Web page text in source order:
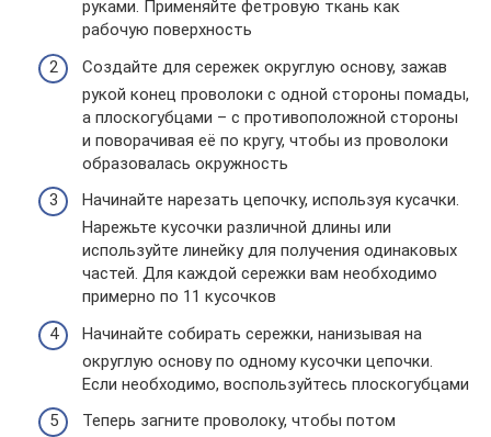
руками. Применяйте фетровую ткань как
рабочую поверхность
Создайте для сережек округлую основу, зажав
рукой конец проволоки с одной стороны помады,
а плоскогубцами – с противоположной стороны
и поворачивая её по кругу, чтобы из проволоки
образовалась окружность
Начинайте нарезать цепочку, используя кусачки.
Нарежьте кусочки различной длины или
используйте линейку для получения одинаковых
частей. Для каждой сережки вам необходимо
примерно по 11 кусочков
Начинайте собирать сережки, нанизывая на
округлую основу по одному кусочки цепочки.
Если необходимо, воспользуйтесь плоскогубцами
Теперь загните проволоку, чтобы потом